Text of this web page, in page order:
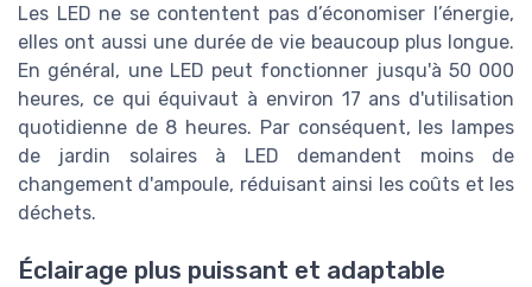
Les LED ne se contentent pas d’économiser l’énergie,
elles ont aussi une durée de vie beaucoup plus longue.
En général, une LED peut fonctionner jusqu'à 50 000
heures, ce qui équivaut à environ 17 ans d'utilisation
quotidienne de 8 heures. Par conséquent, les lampes
de jardin solaires à LED demandent moins de
changement d'ampoule, réduisant ainsi les coûts et les
déchets.
Éclairage plus puissant et adaptable